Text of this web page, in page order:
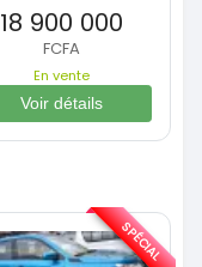
18 900 000
FCFA
En vente
Voir détails
SPÉCIAL